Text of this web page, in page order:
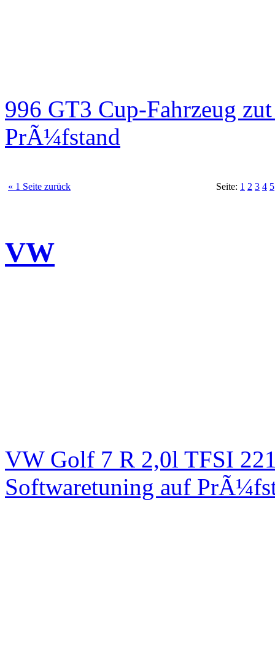
996 GT3 Cup-Fahrzeug
PrÃ¼fstand
« 1 Seite zurück Seite: 1 2 3 4 5
VW
VW Golf 7 R 2,0l TFSI
Softwaretuning auf